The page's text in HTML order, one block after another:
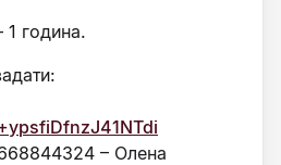
1 година.
– Олена